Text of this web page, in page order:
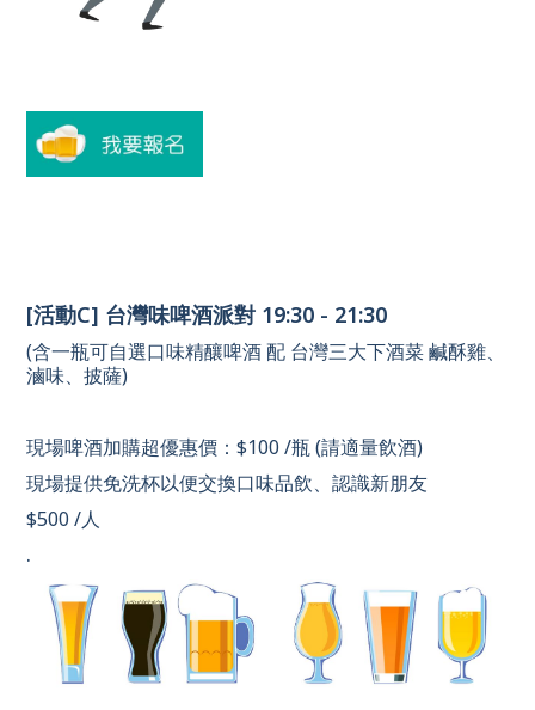
[活動C] 台灣味啤酒派對 19:30 - 21:30
(含一瓶可自選口味精釀啤酒 配 台灣三大下酒菜 鹹酥雞、
滷味、披薩)
現場啤酒加購超優惠價：$100 /瓶 (請適量飲酒)
現場提供免洗杯以便交換口味品飲、認識新朋友
$500 /人
.